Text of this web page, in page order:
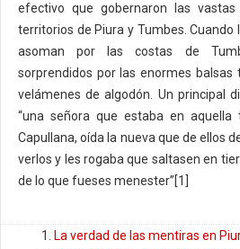
efectivo que gobernaron las
territorios de Piura y Tumbes. Cuando
asoman por las costas de
sorprendidos por las enormes balsas
velámenes de algodón. Un principal
“una señora que estaba en
Capullana, oída la nueva que de ellos
verlos y les rogaba que saltasen en
de lo que fueses menester”[1]
La verdad de las mentiras en